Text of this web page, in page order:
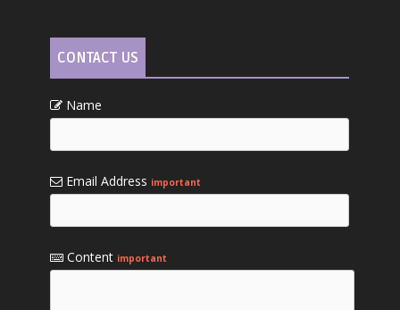
CONTACT US
Name
Email Address important
Content important